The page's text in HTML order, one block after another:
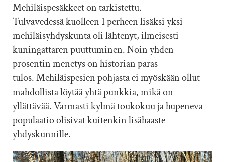
Mehiläispesäkkeet on tarkistettu.
Tulvavedessä kuolleen 1 perheen lisäksi yksi
mehiläisyhdyskunta oli lähtenyt, ilmeisesti
kuningattaren puuttuminen. Noin yhden
prosentin menetys on historian paras
tulos. Mehiläispesien pohjasta ei myöskään ollut
mahdollista löytää yhtä punkkia, mikä on
yllättävää. Varmasti kylmä toukokuu ja hupeneva
populaatio olisivat kuitenkin lisähaaste
yhdyskunnille.